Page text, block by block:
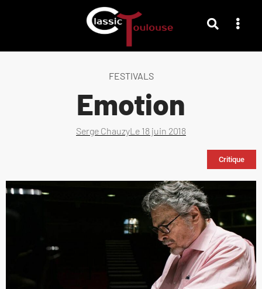
FESTIVALS
Emotion
Serge ChauzyLe 18 juin 2018
Critique